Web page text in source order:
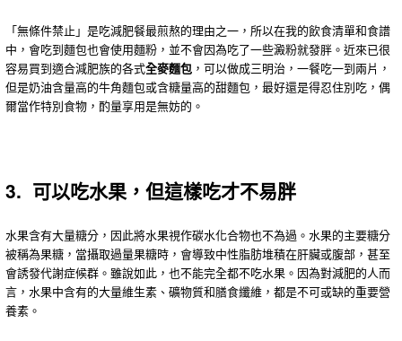
「無條件禁止」是吃減肥餐最煎熬的理由之一，所以在我的飲食清單和食譜
中，會吃到麵包也會使用麵粉，並不會因為吃了一些澱粉就發胖。近來已很
容易買到適合減肥族的各式全麥麵包 ，可以做成三明治，一餐吃一到兩片，
但是奶油含量高的牛角麵包或含糖量高的甜麵包，最好還是得忍住別吃，偶
爾當作特別食物，酌量享用是無妨的。
3. 可以吃水果，但這樣吃才不易胖
水果含有大量糖分，因此將水果視作碳水化合物也不為過。水果的主要糖分
被稱為果糖，當攝取過量果糖時，會導致中性脂肪堆積在肝臟或腹部，甚至
會誘發代謝症候群。雖說如此，也不能完全都不吃水果。因為對減肥的人而
言，水果中含有的大量維生素、礦物質和膳食纖維，都是不可或缺的重要營
養素。